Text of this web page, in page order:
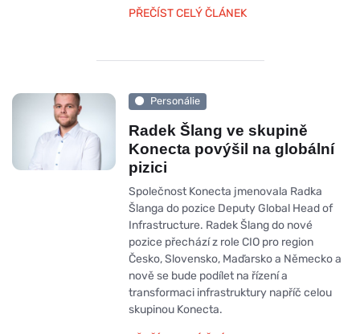
PŘEČÍST CELÝ ČLÁNEK
Personálie
Radek Šlang ve skupině
Konecta povýšil na globální
pizici
Společnost Konecta jmenovala Radka
Šlanga do pozice Deputy Global Head of
Infrastructure. Radek Šlang do nové
pozice přechází z role CIO pro region
Česko, Slovensko, Maďarsko a Německo a
nově se bude podílet na řízení a
transformaci infrastruktury napříč celou
skupinou Konecta.